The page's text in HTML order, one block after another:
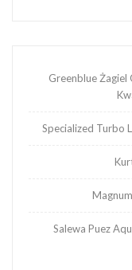
Greenblue
Specialized Turbo
Salewa Puez